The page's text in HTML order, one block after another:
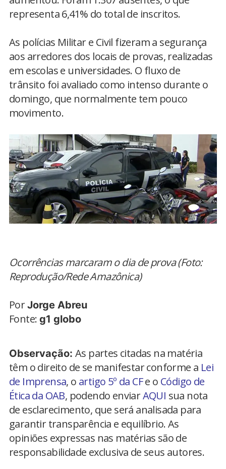
representa 6,41% do total de inscritos.
As polícias Militar e Civil fizeram a segurança
aos arredores dos locais de provas, realizadas
em escolas e universidades. O fluxo de
trânsito foi avaliado como intenso durante o
domingo, que normalmente tem pouco
movimento.
Ocorrências marcaram o dia de prova (Foto:
Reprodução/Rede Amazônica)
PorJorge Abreu
Fonte: g1 globo
Observação: As partes citadas na matéria
têm o direito de se manifestar conforme a Lei
de Imprensa, o artigo 5º da CFe o Código de
Ética da OAB, podendo enviarAQUI sua nota
de esclarecimento, que será analisada para
garantir transparência e equilíbrio. As
opiniões expressas nas matérias são de
responsabilidade exclusiva de seus autores.